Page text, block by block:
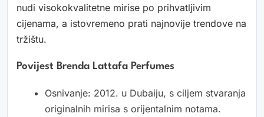
nudi visokokvalitetne mirise po prihvatljivim
cijenama, a istovremeno prati najnovije trendove na
tržištu.
Povijest Brenda Lattafa Perfumes
Osnivanje: 2012. u Dubaiju, s ciljem stvaranja
originalnih mirisa s orijentalnim notama.